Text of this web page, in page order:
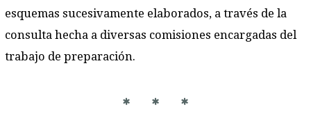
esquemas sucesivamente elaborados, a través de la
consulta hecha a diversas comisiones encargadas del
trabajo de preparación.
* * *